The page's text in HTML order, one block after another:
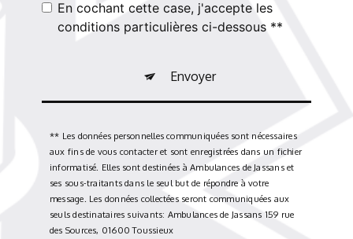
En cochant cette case, j'accepte les
conditions particulières ci-dessous **
Envoyer
** Les données personnelles communiquées sont nécessaires
aux fins de vous contacter et sont enregistrées dans un fichier
informatisé. Elles sont destinées à Ambulances de Jassans et
ses sous-traitants dans le seul but de répondre à votre
message. Les données collectées seront communiquées aux
seuls destinataires suivants: Ambulances de Jassans 159 rue
des Sources, 01600 Toussieux